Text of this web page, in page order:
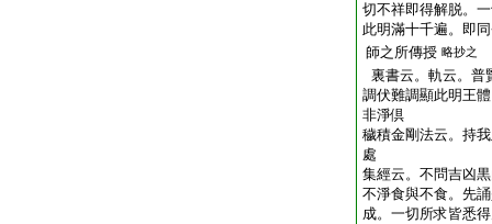
切不祥即得解脱。
此明滿十千遍。即
師之所傳授 略抄之
裏書云。軌云。普
調伏難調顯此明王
非淨倶
穢積金剛法云。持
處
集經云。不問吉凶
不淨食與不食。先
成。一切所求皆悉